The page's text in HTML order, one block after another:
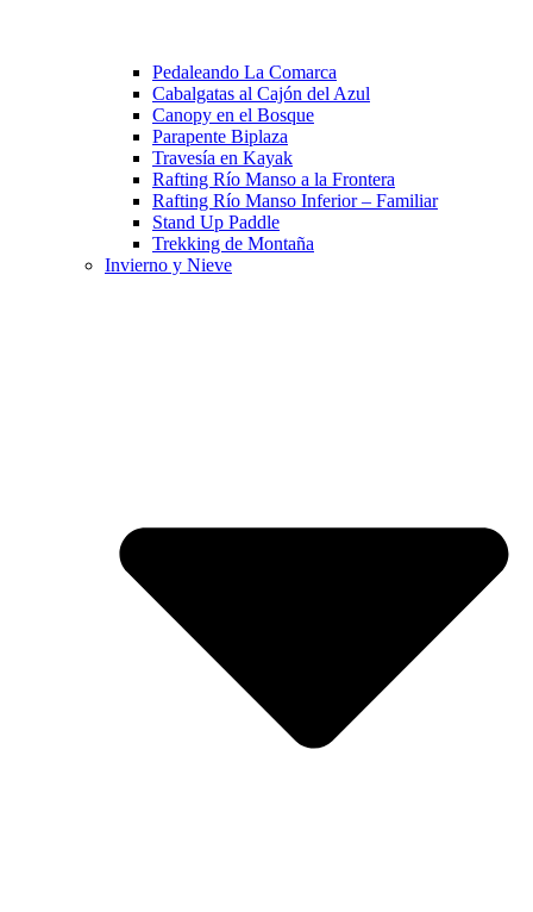
Pedaleando La Comarca
Cabalgatas al Cajón del Azul
Canopy en el Bosque
Parapente Biplaza
Travesía en Kayak
Rafting Río Manso a la Frontera
Rafting Río Manso Inferior – Familiar
Stand Up Paddle
Trekking de Montaña
Invierno y Nieve